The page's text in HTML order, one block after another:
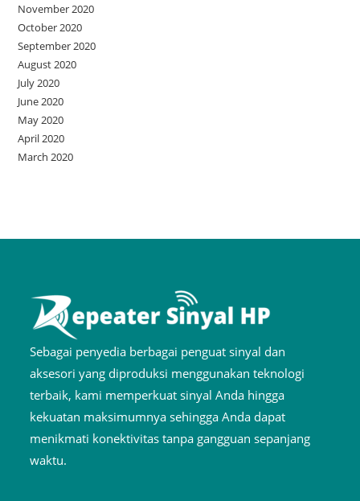
November 2020
October 2020
September 2020
August 2020
July 2020
June 2020
May 2020
April 2020
March 2020
Sebagai penyedia berbagai penguat sinyal dan
aksesori yang diproduksi menggunakan teknologi
terbaik, kami memperkuat sinyal Anda hingga
kekuatan maksimumnya sehingga Anda dapat
menikmati konektivitas tanpa gangguan sepanjang
waktu.